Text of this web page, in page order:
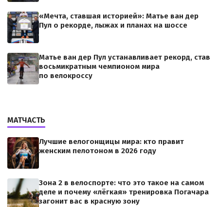
«Мечта, ставшая историей»: Матье ван дер
Пул о рекорде, лыжах и планах на шоссе
Матье ван дер Пул устанавливает рекорд, став
восьмикратным чемпионом мира
по велокроссу
МАТЧАСТЬ
Лучшие велогонщицы мира: кто правит
женским пелотоном в 2026 году
Зона 2 в велоспорте: что это такое на самом
деле и почему «лёгкая» тренировка Погачара
загонит вас в красную зону